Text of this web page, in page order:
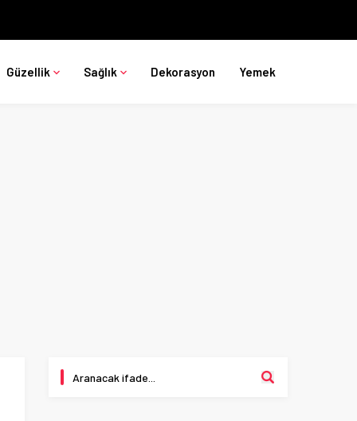
Güzellik Sağlık Dekorasyon Yemek